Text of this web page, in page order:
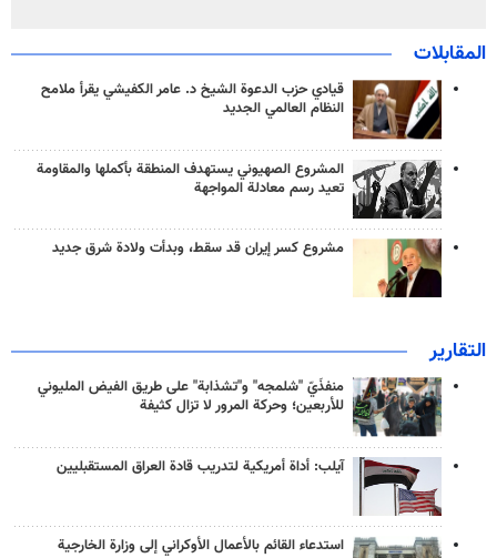
المقابلات
قيادي حزب الدعوة الشيخ د. عامر الكفيشي يقرأ ملامح
النظام العالمي الجديد
المشروع الصهيوني يستهدف المنطقة بأكملها والمقاومة
تعيد رسم معادلة المواجهة
مشروع كسر إيران قد سقط، وبدأت ولادة شرق جديد
التقارير
منفذَيّ "شلمجه" و"تشذابة" على طريق الفيض المليوني
للأربعين؛ وحركة المرور لا تزال كثيفة
آيلب: أداة أمريكية لتدريب قادة العراق المستقبليين
استدعاء القائم بالأعمال الأوكراني إلى وزارة الخارجية